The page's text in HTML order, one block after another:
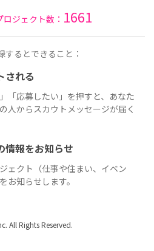
ジェクト数： 1661
するとできること：
される
「応募したい」を押すと、あなた
人からスカウトメッセージが届く
情報をお知らせ
ェクト（仕事や住まい、イベン
お知らせします。
All Rights Reserved.